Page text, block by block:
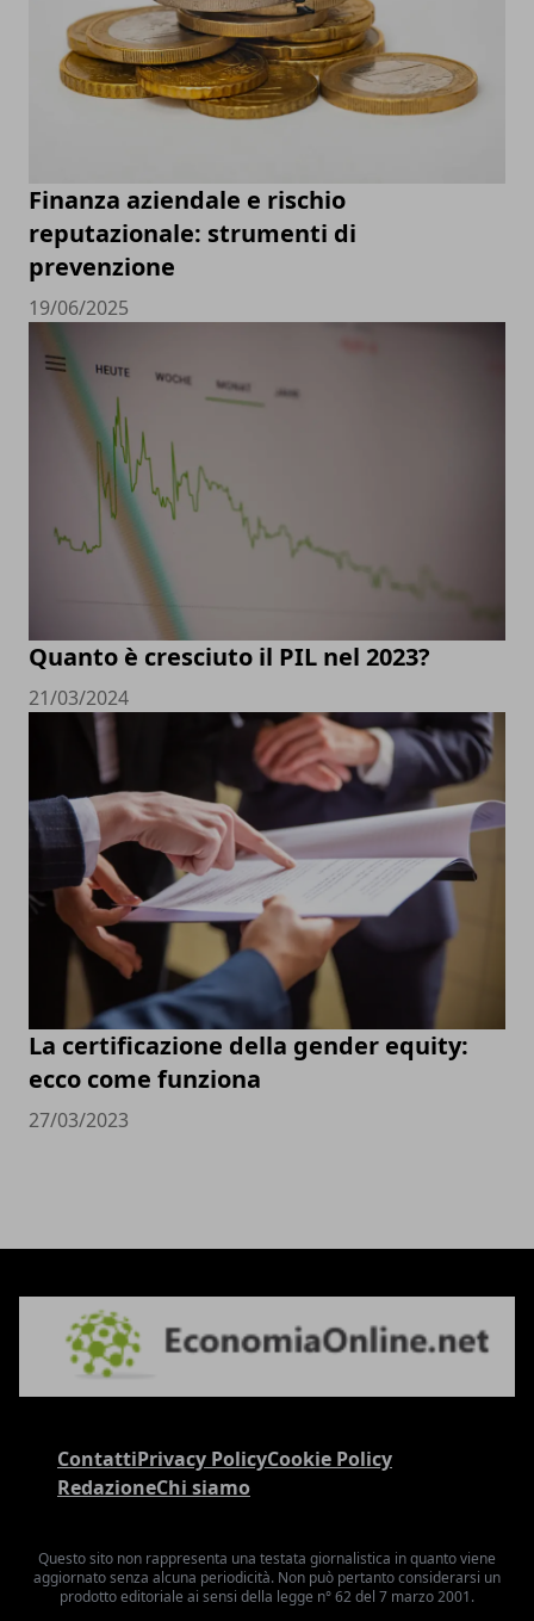
Finanza aziendale e rischio
reputazionale: strumenti di
prevenzione
19/06/2025
Quanto è cresciuto il PIL nel 2023?
21/03/2024
La certificazione della gender equity:
ecco come funziona
27/03/2023
ContattiPrivacy PolicyCookie Policy
RedazioneChi siamo
Questo sito non rappresenta una testata giornalistica in quanto viene
aggiornato senza alcuna periodicità. Non può pertanto considerarsi un
prodotto editoriale ai sensi della legge n° 62 del 7 marzo 2001.